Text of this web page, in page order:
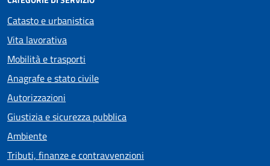
Catasto e urbanistica
Vita lavorativa
Mobilità e trasporti
Anagrafe e stato civile
Autorizzazioni
Giustizia e sicurezza pubblica
Ambiente
Tributi, finanze e contravvenzioni